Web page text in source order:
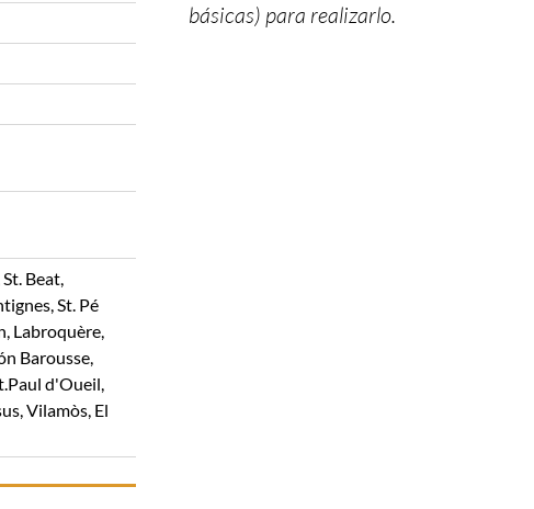
Beat,
St. Pé
Labroquère,
Barousse,
d'Oueil,
Vilamòs, El
básicas) para realizarlo.